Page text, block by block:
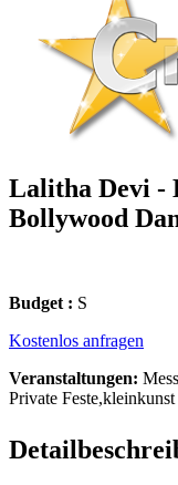
Lalitha Devi -
Bollywood
Budget : S
Kostenlos anfragen
Veranstaltungen:
Private Feste,kleinkunst